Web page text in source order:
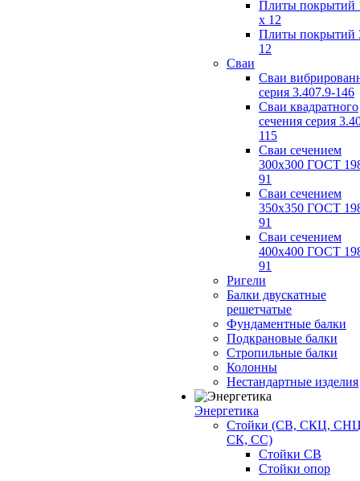
Плиты покрытий
x 12
Плиты покрытий
12
Сваи
Сваи
серия 3.407.9-146
Сваи квадратного
сечения серия
115
Сваи сечением
300х300 ГОСТ
91
Сваи сечением
350х350 ГОСТ
91
Сваи сечением
400х400 ГОСТ
91
Ригели
Балки двускатные
решетчатые
Фундаментные балки
Подкрановые балки
Стропильные балки
Колонны
Нестандартные изделия
Энергетика
Стойки (СВ, СКЦ,
СК, СС)
Стойки СВ
Стойки опор